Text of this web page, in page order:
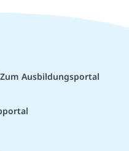
Zum Ausbildungsportal